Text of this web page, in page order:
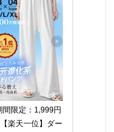
限定：1,999円
楽天一位】ダー